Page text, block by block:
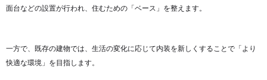
面台などの設置が行われ、住むための「ベース」を整えます。
一方で、既存の建物では、生活の変化に応じて内装を新しくすることで「より
快適な環境」を目指します。